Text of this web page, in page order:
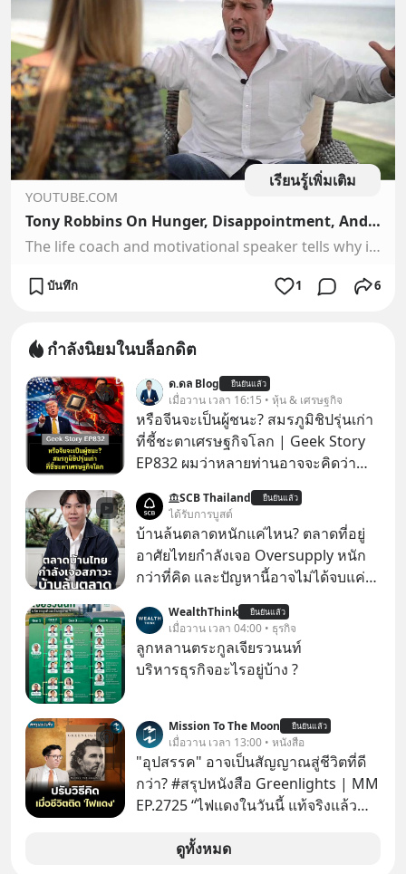
เรียนรู้เพิ่มเติม
YOUTUBE.COM
Tony Robbins On Hunger, Disappointment, And 3-D Printing
The life coach and motivational speaker tells why in life, and in business, pull has much more power than push.For the full story: http://www.fastcompany.com...
บันทึก 1 6
กำลังนิยมในบล็อกดิต
ด.ดล Blog ยืนยันแล้ว
เมื่อวาน เวลา 16:15 • หุ้น & เศรษฐกิจ
หรือจีนจะเป็นผู้ชนะ? สมรภูมิชิปรุ่นเก่า
ที่ชี้ชะตาเศรษฐกิจโลก | Geek Story
EP832 ผมว่าหลายท่านอาจจะคิดว่า
คิดใหม่ได้เลยครับ! ในขณะที่โลกโฟกัส
ชิป 3 นาโนเมตร แต่จีนกำลังเดินเกมที่
น่ากลัวกว่า โดยการเข้ายึดครองตลาด
‘Legacy Chips’ หรือชิปรุ่นเก่า ฟังดูไร้
ค่า แต่มันคือหัวใจที่ซ่อนอยู่ในรถยนต์
EV, อุปกรณ์การแพทย์ ไปจนถึง
ขีปนาวุธ! จีนกำลังใช้ ‘Playbook’ เดิมที่
เคยใช้ถล่มตลาดโซล่าเซลล์มาแล้ว คือ
การทุ่มเงินอุดหนุนมหาศาลจนราคาพัง
อาจต้องยอมจำนนและส่งมอบกุญแจ
ควบคุมโลกฮาร์ดแวร์ให้คู่แข่งอย่าง
ถาวร สงครามที่โลกมองข้ามนี้ดุเดือด
แค่ไหน? เลือกฟังกันได้เลยนะครับ อย่า
ลืมกด Follow ติดตาม PodCast ช่อง
ด้วยนะครับ 🎧 ฟังผ่าน Spotify :
SCB Thailand ยืนยันแล้ว
ได้รับการบูสต์
บ้านล้นตลาดหนักแค่ไหน? ตลาดที่อยู่
อาศัยไทยกำลังเจอ Oversupply หนัก
กว่าที่คิด และปัญหานี้อาจไม่ได้จบแค่
ล้นตลาด #เศรษฐกิจไทย #EICAround
#SCBThailand สามารถดูคลิปที่
youtube ประกอบได้ที่ link :
https://youtube.com/shorts/-
WealthThink ยืนยันแล้ว
เมื่อวาน เวลา 04:00 • ธุรกิจ
ลูกหลานตระกูลเจียรวนนท์
บริหารธุรกิจอะไรอยู่บ้าง ?
Mission To The Moon ยืนยันแล้ว
เมื่อวาน เวลา 13:00 • หนังสือ
"อุปสรรค" อาจเป็นสัญญาณสู่ชีวิตที่ดี
กว่า? #สรุปหนังสือ Greenlights | MM
EP.2725 “ไฟแดงในวันนี้ แท้จริงแล้ว
เปลี่ยนสี” McConaughey ดาราดาวรุ่ง
ดูทั้งหมด